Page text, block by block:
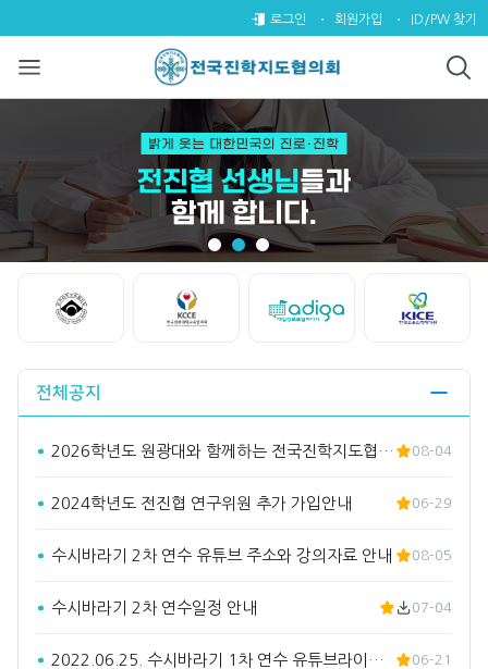
전국진학지도협의회
로그인 회원가입 ID/PW 찾기
전체공지
2026학년도 원광대와 함께하는 전국진학지도협의회 수시바라기2… 08-04
2024학년도 전진협 연구위원 추가 가입안내 06-29
수시바라기 2차 연수 유튜브 주소와 강의자료 안내 08-05
수시바라기 2차 연수일정 안내 07-04
2022.06.25. 수시바라기 1차 연수 유튜브라이브 주소입… 06-21